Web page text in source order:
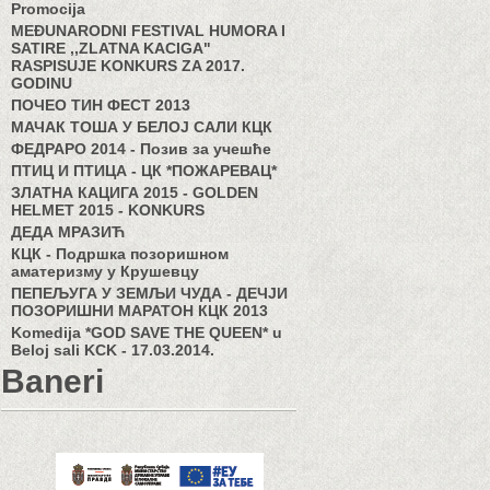
Promocija
MEĐUNARODNI FESTIVAL HUMORA I
SATIRE ,,ZLATNA KACIGA"
RASPISUJE KONKURS ZA 2017.
GODINU
ПОЧЕО ТИН ФЕСТ 2013
МАЧАК ТОША У БЕЛОЈ САЛИ КЦК
ФЕДРАРО 2014 - Позив за учешће
ПТИЦ И ПТИЦА - ЦК *ПОЖАРЕВАЦ*
ЗЛАТНА КАЦИГА 2015 - GOLDEN
HELMET 2015 - KONKURS
ДЕДА МРАЗИЋ
КЦК - Подршка позоришном
аматеризму у Крушевцу
ПЕПЕЉУГА У ЗЕМЉИ ЧУДА - ДЕЧЈИ
ПОЗОРИШНИ МАРАТОН КЦК 2013
Komedija *GOD SAVE THE QUEEN* u
Beloj sali KCK - 17.03.2014.
Baneri